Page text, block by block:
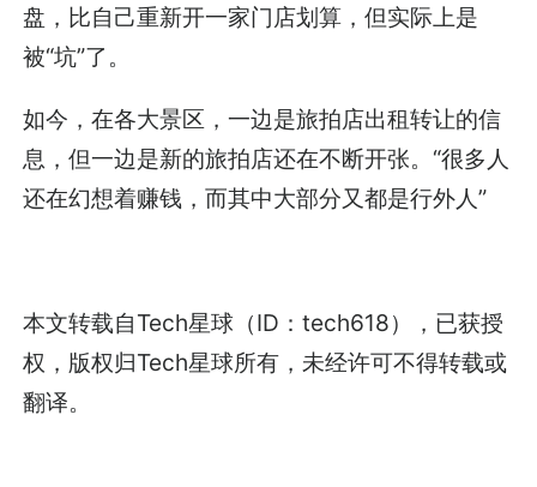
盘，比自己重新开一家门店划算，但实际上是
被“坑”了。
如今，在各大景区，一边是旅拍店出租转让的信
息，但一边是新的旅拍店还在不断开张。“很多人
还在幻想着赚钱，而其中大部分又都是行外人”
本文转载自Tech星球（ID：tech618），已获授
权，版权归Tech星球所有，未经许可不得转载或
翻译。